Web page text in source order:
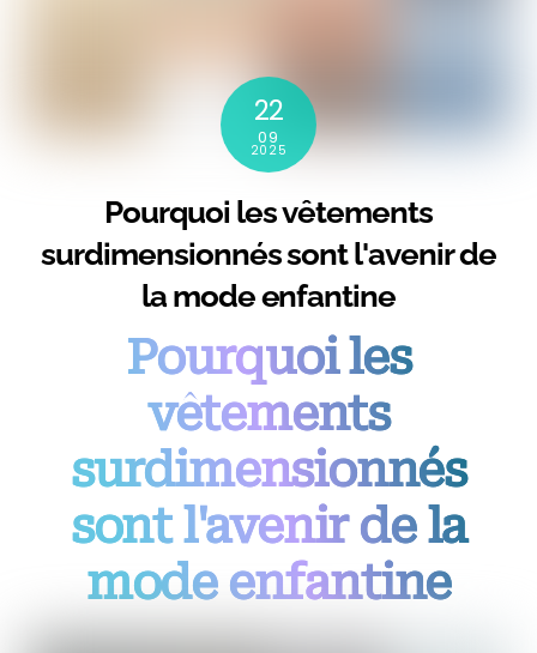
22
09
2025
Pourquoi les vêtements
surdimensionnés sont l'avenir de
la mode enfantine
Pourquoi les
vêtements
surdimensionnés
sont l'avenir de la
mode enfantine